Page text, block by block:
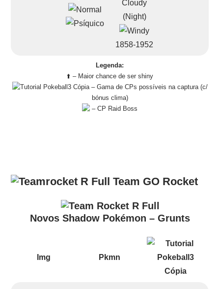
1858-1952
Legenda:
⬆️ – Maior chance de ser shiny
– Gama de CPs possíveis na captura (c/
bónus clima)
– CP Raid Boss
Team GO Rocket
Novos Shadow Pokémon – Grunts
Img Pkmn